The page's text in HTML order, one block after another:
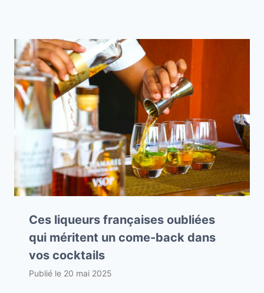
Ces liqueurs françaises oubliées
qui méritent un come-back dans
vos cocktails
Publié le 20 mai 2025